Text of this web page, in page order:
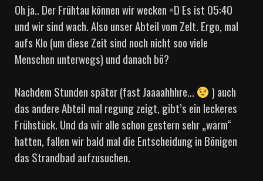
Oh ja.. Der Frühtau können wir wecken =D Es ist 05:40
und wir sind wach. Also unser Abteil vom Zelt. Ergo, mal
aufs Klo (um diese Zeit sind noch nicht soo viele
Menschen unterwegs) und danach bö?
Nachdem Stunden später (fast Jaaaahhhre…
) auch
das andere Abteil mal regung zeigt, gibt’s ein leckeres
Frühstück. Und da wir alle schon gestern sehr „warm“
hatten, fallen wir bald mal die Entscheidung in Bönigen
das Strandbad aufzusuchen.